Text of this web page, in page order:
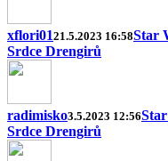
xflori0121.5.2023 16:58Star
Srdce Drengirů
radimisko3.5.2023 12:56
Srdce Drengirů